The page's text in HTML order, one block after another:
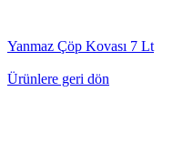
Yanmaz Çöp Kovası 7 Lt
Ürünlere geri dön